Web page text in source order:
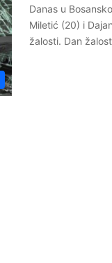
Danas u
Miletić (20) i
žalosti. Dan